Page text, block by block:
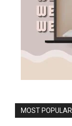
MOST POPULAR